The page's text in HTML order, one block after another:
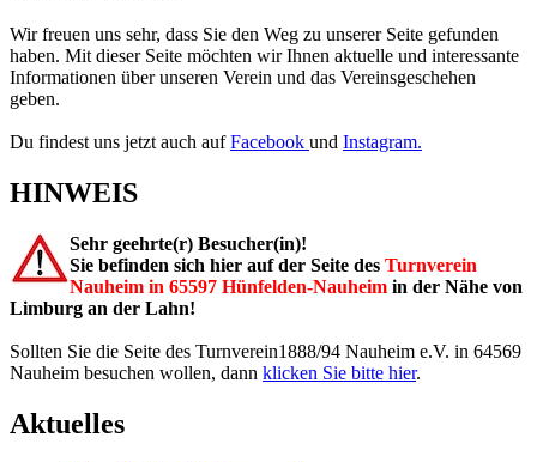
Wir freuen uns sehr, dass Sie den Weg zu unserer Seite gefunden
haben. Mit dieser Seite möchten wir Ihnen aktuelle und interessante
Informationen über unseren Verein und das Vereinsgeschehen
geben.
Du findest uns jetzt auch aufFacebook und Instagram.
HINWEIS
Sehr geehrte(r) Besucher(in)!
Sie befinden sich hier auf der Seite des Turnverein
Nauheim in 65597 Hünfelden-Nauheim in der Nähe von
Limburg an der Lahn!
Sollten Sie die Seite des Turnverein1888/94 Nauheim e.V. in 64569
Nauheim besuchen wollen, dann klicken Sie bitte hier.
Aktuelles